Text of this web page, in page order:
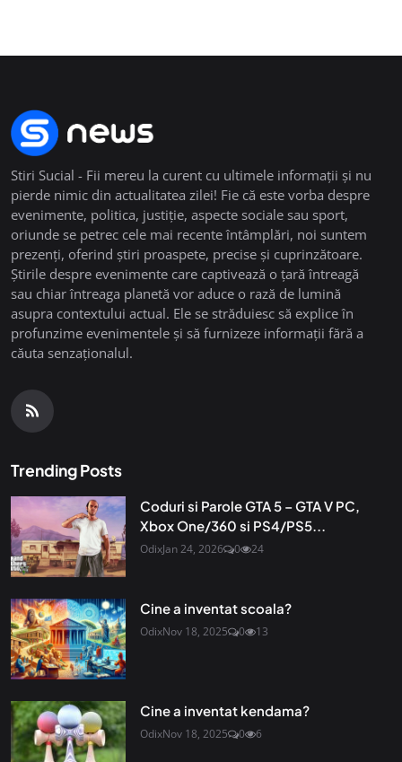
Stiri Sucial - Fii mereu la curent cu ultimele informații și nu
pierde nimic din actualitatea zilei! Fie că este vorba despre
evenimente, politica, justiție, aspecte sociale sau sport,
oriunde se petrec cele mai recente întâmplări, noi suntem
prezenți, oferind știri proaspete, precise și cuprinzătoare.
Știrile despre evenimente care captivează o țară întreagă
sau chiar întreaga planetă vor aduce o rază de lumină
asupra contextului actual. Ele se străduiesc să explice în
profunzime evenimentele și să furnizeze informații fără a
căuta senzaționalul.
Trending Posts
Coduri si Parole GTA 5 – GTA V PC,
Xbox One/360 si PS4/PS5...
OdixJan 24, 2026 0 24
Cine a inventat scoala?
OdixNov 18, 2025 0 13
Cine a inventat kendama?
OdixNov 18, 2025 0 6